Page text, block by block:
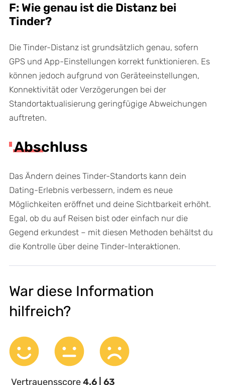
F: Wie genau ist die Distanz bei
Tinder?
Die Tinder-Distanz ist grundsätzlich genau, sofern
GPS und App-Einstellungen korrekt funktionieren. Es
können jedoch aufgrund von Geräteeinstellungen,
Konnektivität oder Verzögerungen bei der
Standortaktualisierung geringfügige Abweichungen
auftreten.
Abschluss
Das Ändern deines Tinder-Standorts kann dein
Dating-Erlebnis verbessern, indem es neue
Möglichkeiten eröffnet und deine Sichtbarkeit erhöht.
Egal, ob du auf Reisen bist oder einfach nur die
Gegend erkundest – mit diesen Methoden behältst du
die Kontrolle über deine Tinder-Interaktionen.
War diese Information
hilfreich?
Vertrauensscore4.6 | 63